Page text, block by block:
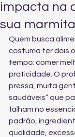
impacta na
sua
Quem busca
costuma ter dois
tempo: comer
praticidade. O
pressa, muita
saudáveis” que
falham no
padrão,
qualidade,